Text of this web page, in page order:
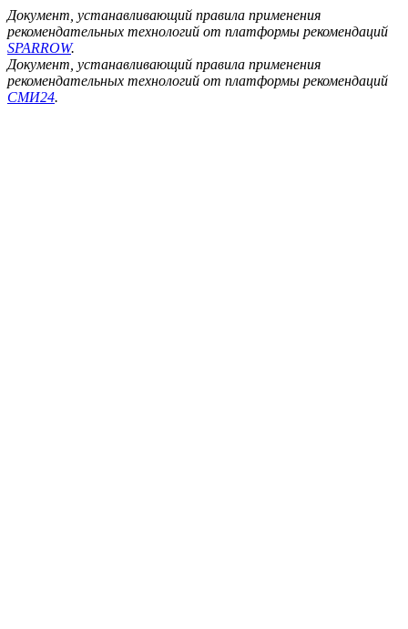
Документ, устанавливающий правила применения
рекомендательных технологий от платформы рекомендаций
SPARROW.
Документ, устанавливающий правила применения
рекомендательных технологий от платформы рекомендаций
СМИ24.